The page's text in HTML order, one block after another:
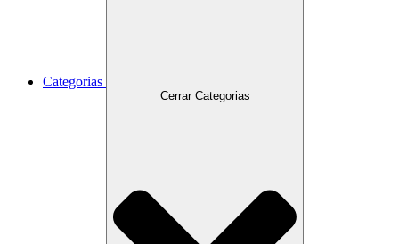
Categorias
Cerrar Categorias